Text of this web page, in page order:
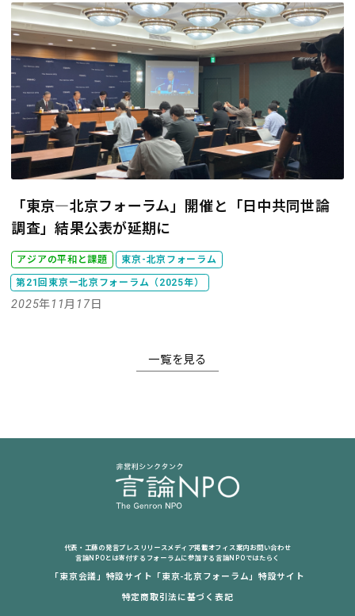
「東京―北京フォーラム」開催と「日中共同世論
調査」結果公表が延期に
アジアの平和と課題 東京-北京フォーラム
第21回東京ー北京フォーラム（2025年）
2025年11月17日
一覧を見る
代表・工藤の発言プレスリリース メディア掲載オフィス案内 お問い合わせ
言論NPOとは寄付する フォーラムに参加する 言論NPOではたらく
「東京会議」特設サイト
「東京-北京フォーラム」特設サイト
特定商取引法に基づく表記